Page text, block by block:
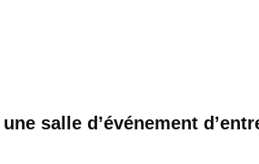
salle d’événement